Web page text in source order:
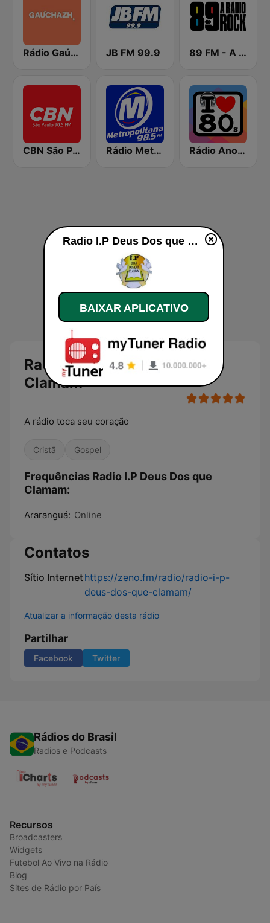
Rádio Gaúcha ZH JB FM 99.9 89 FM - A Rádio Rock
CBN São Paulo Rádio Metropolitana 98.5 FM Rádio Anos 80
Radio I.P Deus Dos que
Clamam
A rádio toca seu coração
Cristã Gospel
Frequências Radio I.P Deus Dos que
Clamam:
Araranguá: Online
Contatos
Sítio Internethttps://zeno.fm/radio/radio-i-p-
deus-dos-que-clamam/
Atualizar a informação desta rádio
Partilhar
Facebook Twitter
Rádios do Brasil
Radios e Podcasts
Recursos
Broadcasters
Widgets
Futebol Ao Vivo na Rádio
Blog
Sites de Rádio por País
Radio I.P Deus Dos que Clamam ao vivo
BAIXAR APLICATIVO